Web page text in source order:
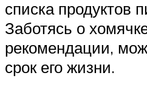
списка продуктов
Заботясь о
рекомендации,
срок его жизни.